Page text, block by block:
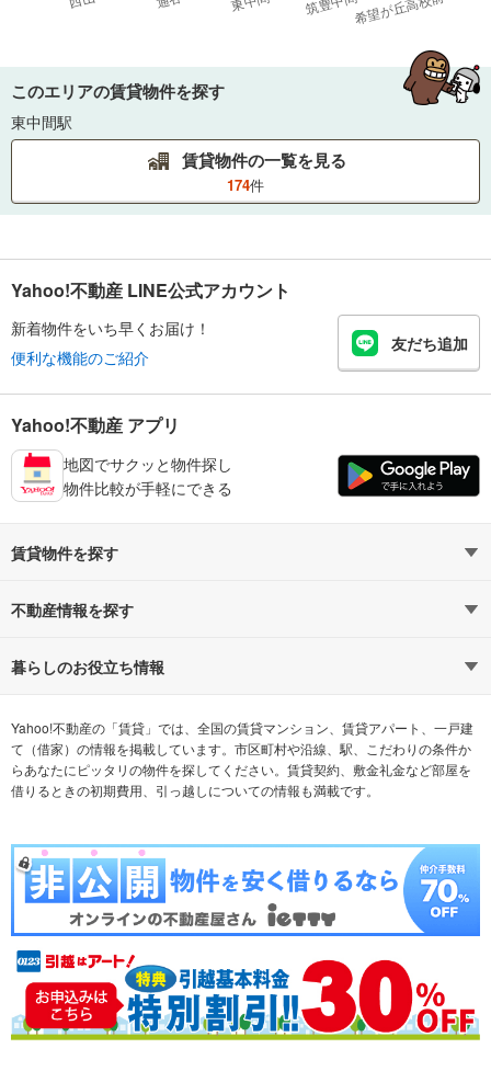
このエリアの賃貸物件を探す
東中間駅
賃貸物件の一覧を見る
174件
Yahoo!不動産 LINE公式アカウント
新着物件をいち早くお届け！
便利な機能のご紹介
友だち追加
Yahoo!不動産 アプリ
地図でサクッと物件探し
物件比較が手軽にできる
賃貸物件を探す
路線・駅から探す
通勤時間から探す
不動産会社から探す 希望の条件から探す
テーマから探す ランキングから探す
不動産情報を探す
不動産・住宅
新築マンション 中古マンション
新築一戸建て 中古一戸建て
注文住宅 土地
売却査定
暮らしのお役立ち情報
マンションカタログ 教えて！住まいの先生
Yahoo!不動産の「賃貸」では、全国の賃貸マンション、賃貸アパート、一戸建
て（借家）の情報を掲載しています。市区町村や沿線、駅、こだわりの条件か
らあなたにピッタリの物件を探してください。賃貸契約、敷金礼金など部屋を
借りるときの初期費用、引っ越しについての情報も満載です。